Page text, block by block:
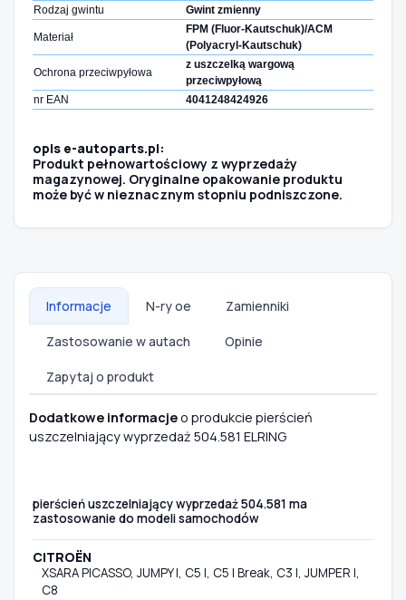
Rodzaj gwintu Gwint zmienny
Materiał
FPM (Fluor-Kautschuk)/ACM
(Polyacryl-Kautschuk)
Ochrona przeciwpyłowa
z uszczelką wargową
przeciwpyłową
nr EAN
4041248424926
opis e-autoparts.pl:
Produkt pełnowartościowy z wyprzedaży
magazynowej. Oryginalne opakowanie produktu
może być w nieznacznym stopniu podniszczone.
Informacje N-ry oe Zamienniki
Zastosowanie w autach Opinie
Zapytaj o produkt
Dodatkowe informacjeo produkcie pierścień
uszczelniający wyprzedaż 504.581 ELRING
pierścień uszczelniający wyprzedaż 504.581 ma
zastosowanie do modeli samochodów
CITROËN
XSARA PICASSO, JUMPY I, C5 I, C5 I Break, C3 I, JUMPER I,
C8